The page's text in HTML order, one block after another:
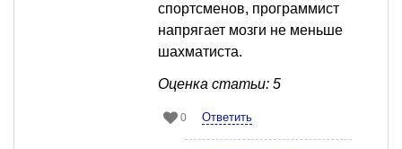
спортсменов, программист
напрягает мозги не меньше
шахматиста.
Оценка статьи: 5
0 Ответить